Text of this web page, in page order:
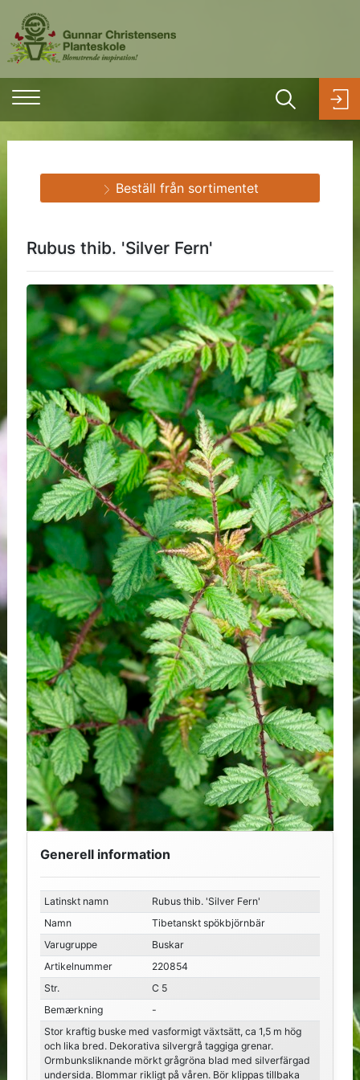
Rubus thib. 'Silver Fern'
Generell information
Latinskt namn
Rubus thib. 'Silver Fern'
Namn
Tibetanskt spökbjörnbär
Varugruppe
Buskar
Artikelnummer
220854
Str.
C 5
Bemærkning
-
Stor kraftig buske med vasformigt växtsätt, ca 1,5 m hög
och lika bred. Dekorativa silvergrå taggiga grenar.
Ormbunksliknande mörkt grågröna blad med silverfärgad
undersida. Blommar rikligt på våren. Bör klippas tillbaka
Beställ från sortimentet